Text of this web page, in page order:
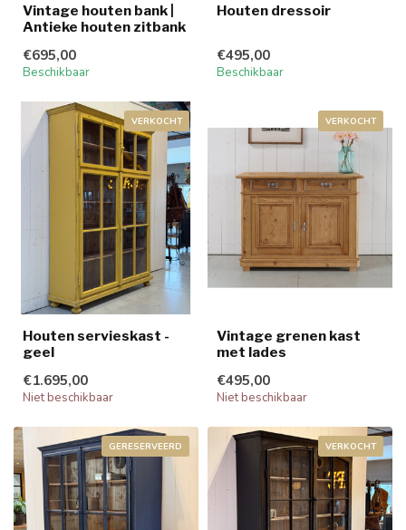
Vintage houten bank |
Antieke houten zitbank
€695,00
Beschikbaar
Houten dressoir
€495,00
Beschikbaar
VERKOCHT
Houten servieskast -
geel
€1.695,00
Niet beschikbaar
VERKOCHT
Vintage grenen kast
met lades
€495,00
Niet beschikbaar
GERESERVEERD VERKOCHT